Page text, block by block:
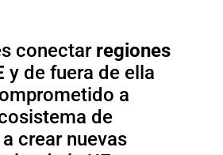
conectar regiones
y de fuera de ella
a
de
crear nuevas